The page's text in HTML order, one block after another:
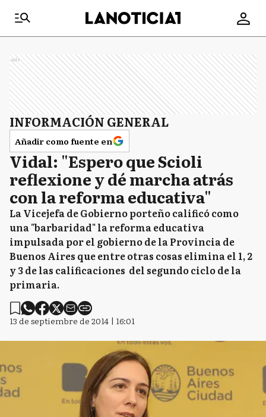
Ads
INFORMACIÓN GENERAL
Añadir como fuente en
Vidal: "Espero que Scioli
reflexione y dé marcha atrás
con la reforma educativa"
La Vicejefa de Gobierno porteño calificó como
una "barbaridad" la reforma educativa
impulsada por el gobierno de la Provincia de
Buenos Aires que entre otras cosas elimina el 1, 2
y 3 de las calificaciones del segundo ciclo de la
primaria.
13 de septiembre de 2014 | 16:01